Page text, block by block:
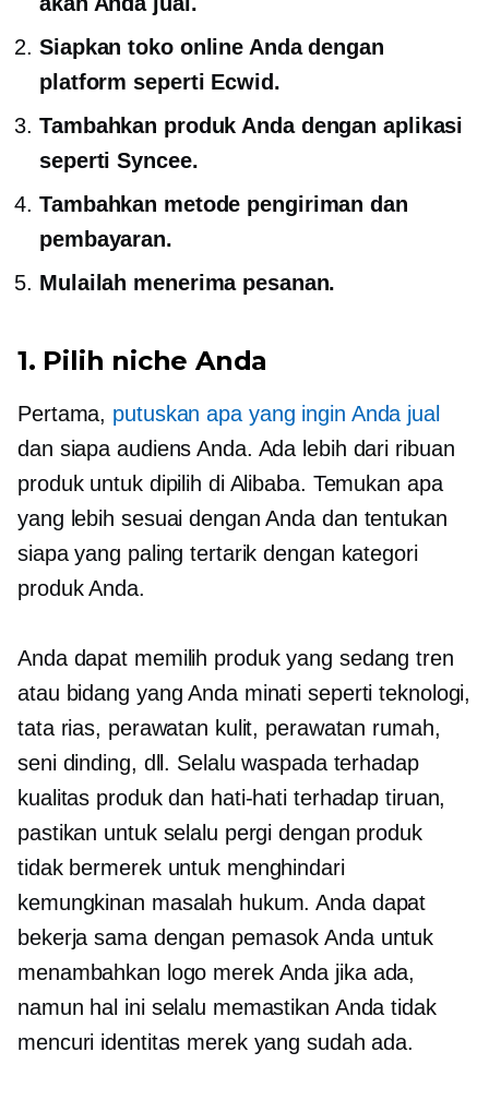
Siapkan toko online Anda dengan
platform seperti Ecwid.
Tambahkan produk Anda dengan aplikasi
seperti Syncee.
Tambahkan metode pengiriman dan
pembayaran.
Mulailah menerima pesanan.
1. Pilih niche Anda
Pertama, putuskan apa yang ingin Anda jual
dan siapa audiens Anda. Ada lebih dari ribuan
produk untuk dipilih di Alibaba. Temukan apa
yang lebih sesuai dengan Anda dan tentukan
siapa yang paling tertarik dengan kategori
produk Anda.
Anda dapat memilih produk yang sedang tren
atau bidang yang Anda minati seperti teknologi,
tata rias, perawatan kulit, perawatan rumah,
seni dinding, dll. Selalu waspada terhadap
kualitas produk dan hati-hati terhadap tiruan,
pastikan untuk selalu pergi dengan produk
tidak bermerek untuk menghindari
kemungkinan masalah hukum. Anda dapat
bekerja sama dengan pemasok Anda untuk
menambahkan logo merek Anda jika ada,
namun hal ini selalu memastikan Anda tidak
mencuri identitas merek yang sudah ada.